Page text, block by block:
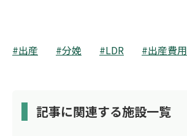
#出産 #分娩 #LDR #出産費用
記事に関連する施設一覧